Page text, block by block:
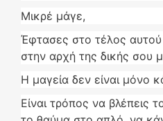
Μικρέ μάγε,
Έφτασες στο τέλος
στην αρχή της δικής σου
Η μαγεία δεν είναι μόνο
Είναι τρόπος να βλέπεις